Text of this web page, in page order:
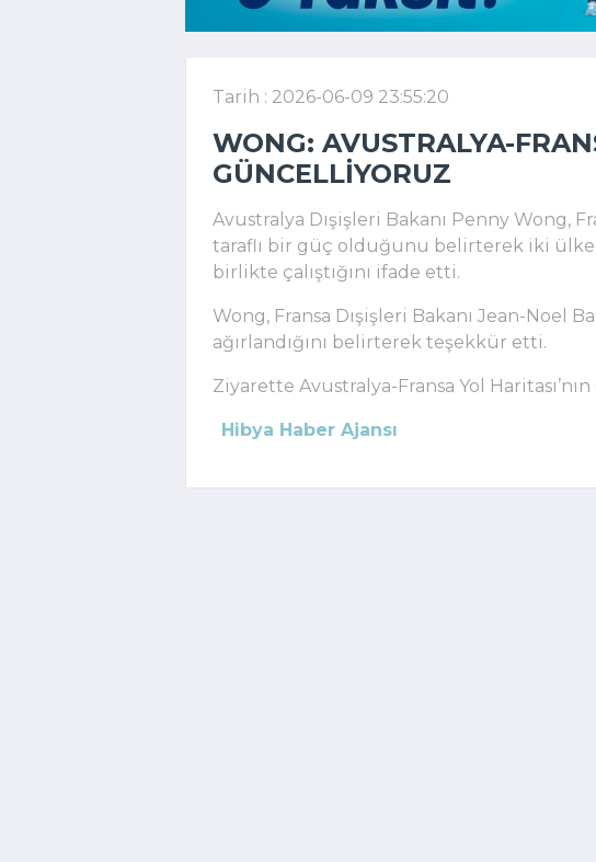
Tarih : 2026-06-09 23:55:20
WONG: AVUSTRALYA-
GÜNCELLIYORUZ
Avustralya Dışişleri Bakanı Penny Wong,
taraflı bir güç olduğunu belirterek iki
birlikte çalıştığını ifade etti.
Wong, Fransa Dışişleri Bakanı Jean-Noel
ağırlandığını belirterek teşekkür etti.
Ziyarette Avustralya-Fransa Yol
Hibya Haber Ajansı